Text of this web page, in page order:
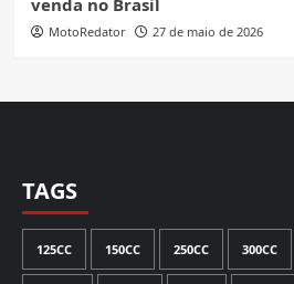
MotoRedator 27 de maio de 2026
TAGS
125CC 150CC 250CC 300CC